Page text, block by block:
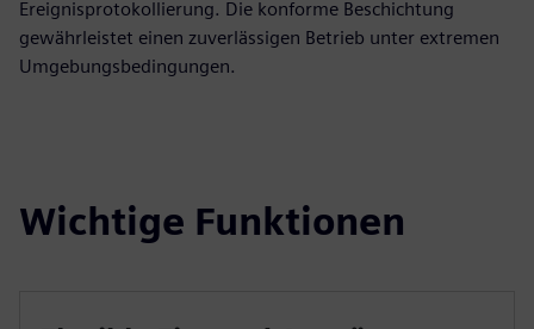
Ereignisprotokollierung. Die konforme Beschichtung
gewährleistet einen zuverlässigen Betrieb unter extremen
Umgebungsbedingungen.
Wichtige Funktionen